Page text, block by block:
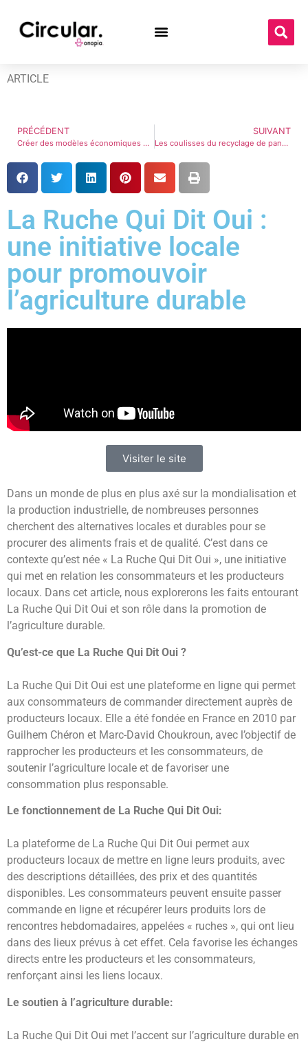
ARTICLE
PRÉCÉDENT
Créer des modèles économiques durables grâce à l’éducation et à la formation
SUIVANT
Les coulisses du recyclage de panneaux solaires !
La Ruche Qui Dit Oui :
une initiative locale
pour promouvoir
l’agriculture durable
Visiter le site
Dans un monde de plus en plus axé sur la mondialisation et
la production industrielle, de nombreuses personnes
cherchent des alternatives locales et durables pour se
procurer des aliments frais et de qualité. C’est dans ce
contexte qu’est née « La Ruche Qui Dit Oui », une initiative
qui met en relation les consommateurs et les producteurs
locaux. Dans cet article, nous explorerons les faits entourant
La Ruche Qui Dit Oui et son rôle dans la promotion de
l’agriculture durable.
Qu’est-ce que La Ruche Qui Dit Oui ?
La Ruche Qui Dit Oui est une plateforme en ligne qui permet
aux consommateurs de commander directement auprès de
producteurs locaux. Elle a été fondée en France en 2010 par
Guilhem Chéron et Marc-David Choukroun, avec l’objectif de
rapprocher les producteurs et les consommateurs, de
soutenir l’agriculture locale et de favoriser une
consommation plus responsable.
Le fonctionnement de La Ruche Qui Dit Oui:
La plateforme de La Ruche Qui Dit Oui permet aux
producteurs locaux de mettre en ligne leurs produits, avec
des descriptions détaillées, des prix et des quantités
disponibles. Les consommateurs peuvent ensuite passer
commande en ligne et récupérer leurs produits lors de
rencontres hebdomadaires, appelées « ruches », qui ont lieu
dans des lieux prévus à cet effet. Cela favorise les échanges
directs entre les producteurs et les consommateurs,
renforçant ainsi les liens locaux.
Le soutien à l’agriculture durable:
La Ruche Qui Dit Oui met l’accent sur l’agriculture durable en